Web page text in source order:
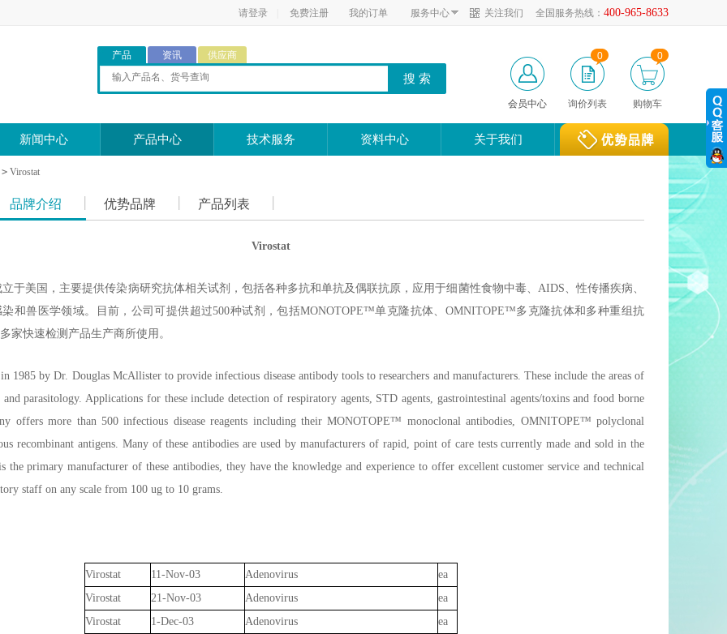
全国服务热线： 400-965-8633
关注我们
服务中心
请登录 免费注册 我的订单
产品 资讯 供应商
会员中心 询价列表
0
购物车
0
新闻中心 产品中心 技术服务 资料中心 关于我们
> Virostat
品牌介绍 优势品牌 产品列表
Virostat
立于美国，主要提供传染病研究抗体相关试剂，包括各种多抗和单抗及偶联抗原，应用于细菌性食物中毒、AIDS、性传播疾病、
和兽医学领域。目前，公司可提供超过500种试剂，包括MONOTOPE™单克隆抗体、OMNITOPE™多克隆抗体和多种重组抗
家快速检测产品生产商所使用。
1985 by Dr. Douglas McAllister to provide infectious disease antibody tools to researchers and manufacturers. These include the areas of
parasitology. Applications for these include detection of respiratory agents, STD agents, gastrointestinal agents/toxins and food borne
offers more than 500 infectious disease reagents including their MONOTOPE™ monoclonal antibodies, OMNITOPE™ polyclonal
recombinant antigens. Many of these antibodies are used by manufacturers of rapid, point of care tests currently made and sold in the
the primary manufacturer of these antibodies, they have the knowledge and experience to offer excellent customer service and technical
staff on any scale from 100 ug to 10 grams.
Virostat 11-Nov-03 Adenovirus
ea
Virostat
21-Nov-03 Adenovirus
ea
Virostat
1-Dec-03 Adenovirus
ea